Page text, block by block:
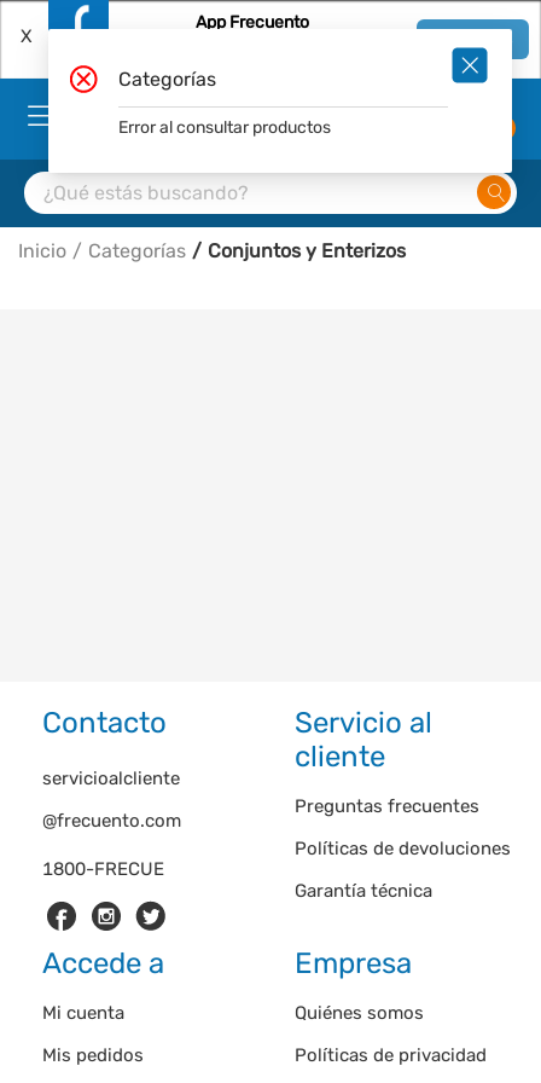
X
App Frecuento
Inicio Categorías Conjuntos y Enterizos
Contacto
1800-FRECUE
servicioalcliente
@frecuento.com
Servicio al
cliente
Preguntas frecuentes
Políticas de devoluciones
Garantía técnica
Accede a
Mi cuenta
Mis pedidos
Empresa
Quiénes somos
Políticas de privacidad
Categorías
Error al consultar productos